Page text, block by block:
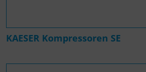
KAESER Kompressoren SE